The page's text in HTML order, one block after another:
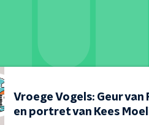
Vroege Vogels: Geur
en portret van Kees